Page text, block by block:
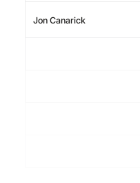
Jon Canarick